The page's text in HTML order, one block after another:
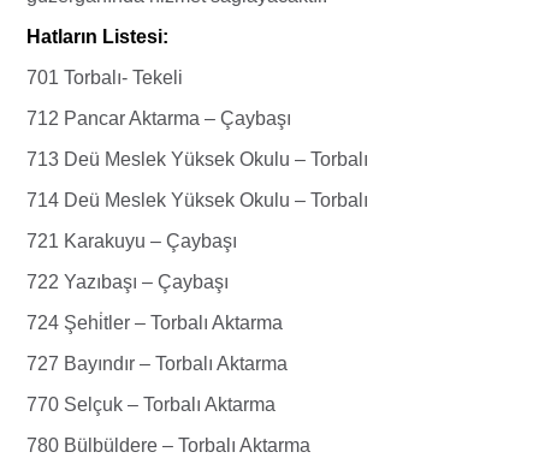
Hatların Listesi:
701 Torbalı- Tekeli
712 Pancar Aktarma – Çaybaşı
713 Deü Meslek Yüksek Okulu – Torbalı
714 Deü Meslek Yüksek Okulu – Torbalı
721 Karakuyu – Çaybaşı
722 Yazıbaşı – Çaybaşı
724 Şehi̇tler – Torbalı Aktarma
727 Bayındır – Torbalı Aktarma
770 Selçuk – Torbalı Aktarma
780 Bülbüldere – Torbalı Aktarma